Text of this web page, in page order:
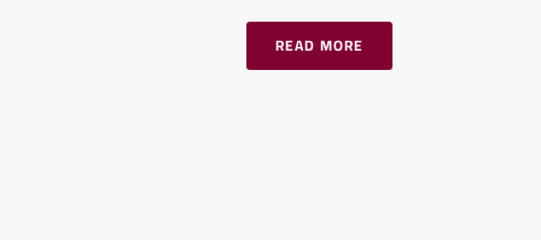
READ MORE